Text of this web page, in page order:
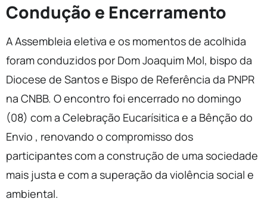
Condução e Encerramento
A Assembleia eletiva e os momentos de acolhida
foram conduzidos por Dom Joaquim Mol, bispo da
Diocese de Santos e Bispo de Referência da PNPR
na CNBB. O encontro foi encerrado no domingo
(08) com a Celebração Eucarísitica e a Bênção do
Envio , renovando o compromisso dos
participantes com a construção de uma sociedade
mais justa e com a superação da violência social e
ambiental.